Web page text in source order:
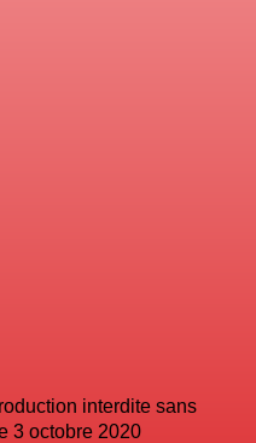
interdite sans
3 octobre 2020